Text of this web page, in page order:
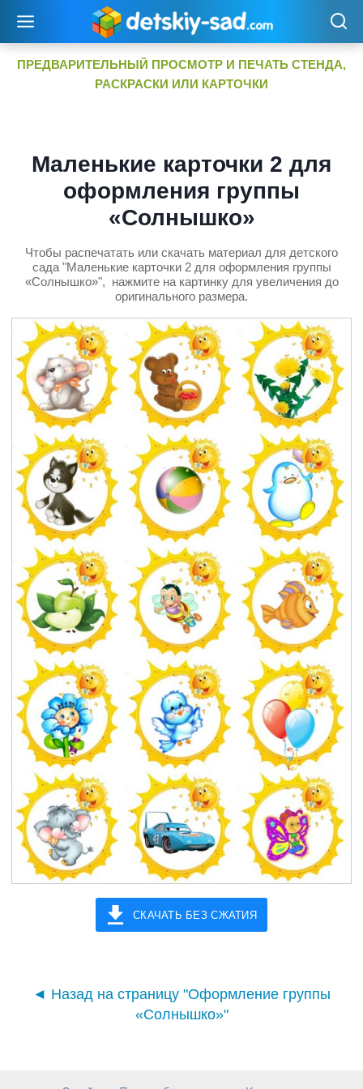
содержимому
ПРЕДВАРИТЕЛЬНЫЙ ПРОСМОТР И ПЕЧАТЬ СТЕНДА,
РАСКРАСКИ ИЛИ КАРТОЧКИ
Маленькие карточки 2 для
оформления группы
«Солнышко»
Чтобы распечатать или скачать материал для детского
сада "Маленькие карточки 2 для оформления группы
«Солнышко»", нажмите на картинку для увеличения до
оригинального размера.
СКАЧАТЬ БЕЗ СЖАТИЯ
◄ Назад на страницу "Оформление группы
«Солнышко»"